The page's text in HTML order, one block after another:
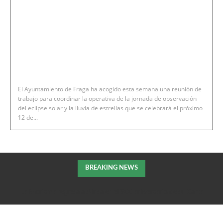
El Ayuntamiento de Fraga ha acogido esta semana una reunión de
trabajo para coordinar la operativa de la jornada de observación
del eclipse solar y la lluvia de estrellas que se celebrará el próximo
12 de...
BREAKING NEWS